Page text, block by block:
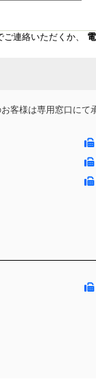
ご連絡いただくか、
客様は専用窓口にて